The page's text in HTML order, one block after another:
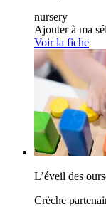
nursery
Ajouter à ma
Voir la fiche
L’éveil des
Crèche